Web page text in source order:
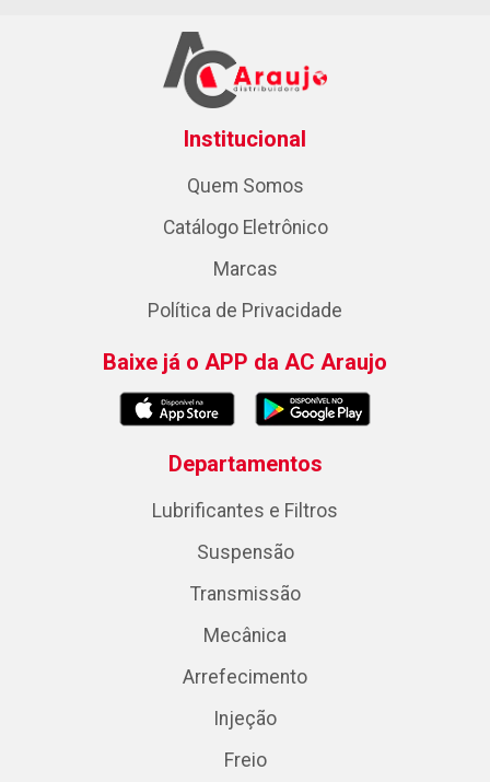
Institucional
Quem Somos
Catálogo Eletrônico
Marcas
Política de Privacidade
Baixe já o APP da AC Araujo
Departamentos
Lubrificantes e Filtros
Suspensão
Transmissão
Mecânica
Arrefecimento
Injeção
Freio